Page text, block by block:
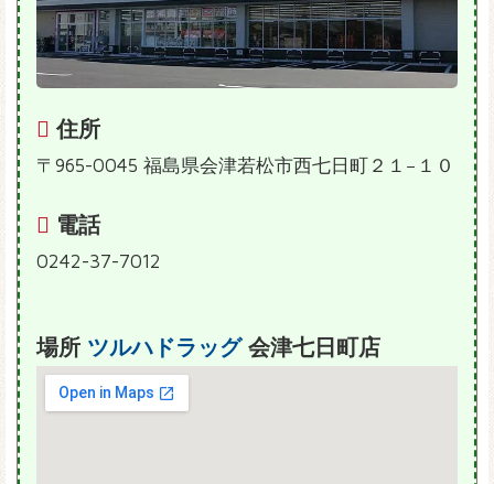
住所
〒965-0045 福島県会津若松市西七日町２１−１０
電話
0242-37-7012
場所 ツルハドラッグ会津七日町店